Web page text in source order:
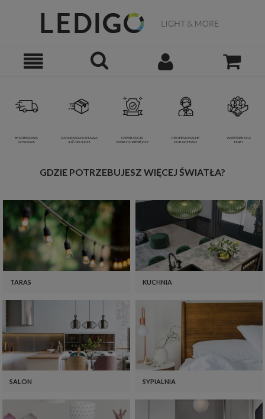
EKSPRESOWA
DOSTAWA
DARMOWA DOSTAWA
JUŻ OD 300 ZŁ
GWARANCJA
ZWROTU PIENIĘDZY
PROFESJONALNE
DORADZTWO
WSPÓŁPRACA
HURT
GDZIE POTRZEBUJESZ WIĘCEJ ŚWIATŁA?
TARAS KUCHNIA
SALON SYPIALNIA